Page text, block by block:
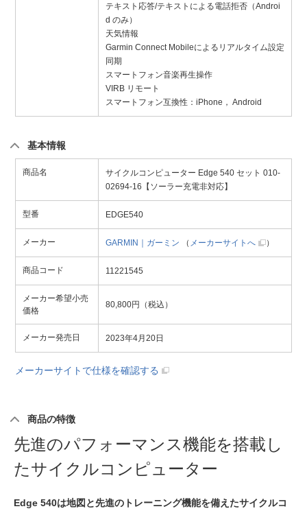
テキスト応答/テキストによる電話拒否（Androi
d のみ）
天気情報
Garmin Connect Mobileによるリアルタイム設定
同期
スマートフォン音楽再生操作
VIRB リモート
スマートフォン互換性：iPhone， Android
基本情報
商品名
サイクルコンピューター Edge 540 セット 010-
02694-16【ソーラー充電非対応】
型番 EDGE540
メーカー GARMIN｜ガーミン （ メーカーサイトへ ）
商品コード 11221545
メーカー希望小売
価格
80,800円（税込）
メーカー発売日 2023年4月20日
メーカーサイトで仕様を確認する
商品の特徴
先進のパフォーマンス機能を搭載し
たサイクルコンピューター
Edge 540は地図と先進のトレーニング機能を備えたサイクルコ